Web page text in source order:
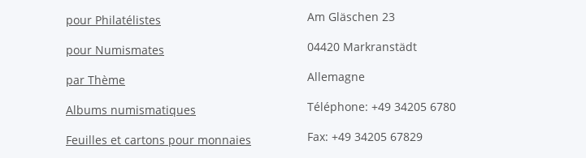
pour Philatélistes
pour Numismates
par Thème
Albums numismatiques
Feuilles et cartons pour monnaies
Am Gläschen 23
04420 Markranstädt
Allemagne
Téléphone: +49 34205 6780
Fax: +49 34205 67829